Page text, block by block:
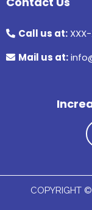
Call us at:
Mail us at:
COPYRIGHT